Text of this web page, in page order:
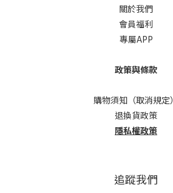
關於我們
會員福利
專屬APP
政策與條款
購物須知（取消規定）
退換貨政策
隱私權政策
追蹤我們